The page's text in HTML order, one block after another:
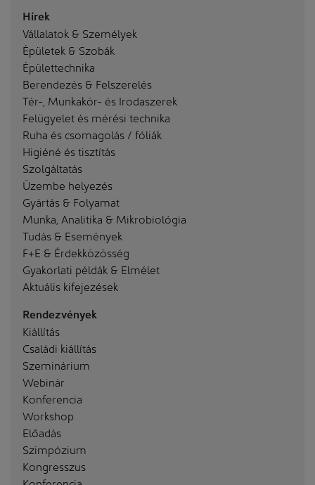
Hírek
Vállalatok & Személyek
Épületek & Szobák
Épülettechnika
Berendezés & Felszerelés
Tér-, Munkakör- és Irodaszerek
Felügyelet és mérési technika
Ruha és csomagolás / fóliák
Higiéné és tisztítás
Szolgáltatás
Üzembe helyezés
Gyártás & Folyamat
Munka, Analitika & Mikrobiológia
Tudás & Események
F+E & Érdekközösség
Gyakorlati példák & Elmélet
Aktuális kifejezések
Rendezvények
Kiállítás
Családi kiállítás
Szeminárium
Webinár
Konferencia
Workshop
Előadás
Szimpózium
Kongresszus